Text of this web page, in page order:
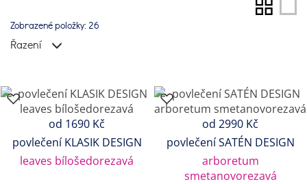
Zobrazené položky: 26
Řazení
od 1690 Kč
povlečení KLASIK DESIGN
leaves bílošedorezavá
od 2990 Kč
povlečení SATÉN DESIGN
arboretum
smetanovorezavá